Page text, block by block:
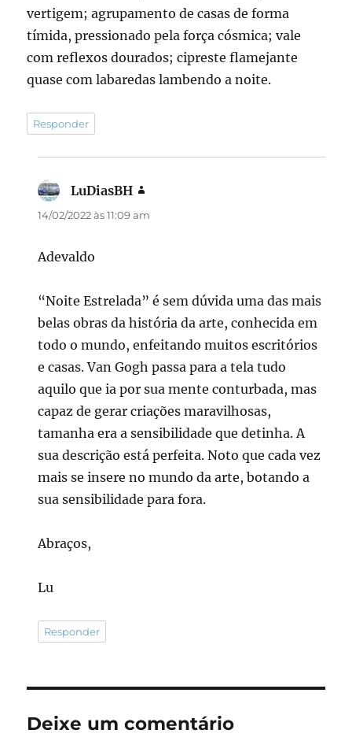
vertigem; agrupamento de casas de forma
tímida, pressionado pela força cósmica; vale
com reflexos dourados; cipreste flamejante
quase com labaredas lambendo a noite.
Responder
LuDiasBH
14/02/2022 às 11:09 am
Adevaldo
“Noite Estrelada” é sem dúvida uma das mais
belas obras da história da arte, conhecida em
todo o mundo, enfeitando muitos escritórios
e casas. Van Gogh passa para a tela tudo
aquilo que ia por sua mente conturbada, mas
capaz de gerar criações maravilhosas,
tamanha era a sensibilidade que detinha. A
sua descrição está perfeita. Noto que cada vez
mais se insere no mundo da arte, botando a
sua sensibilidade para fora.
Abraços,
Lu
Responder
Deixe um comentário